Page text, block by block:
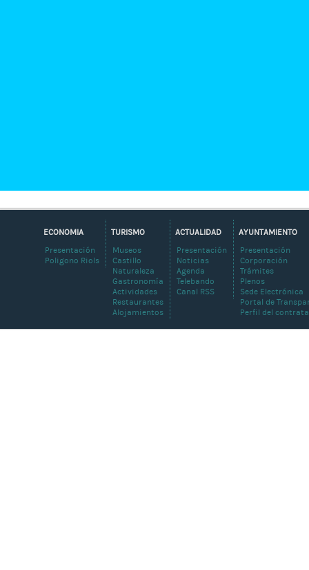
AYUNTAMIENTO
Presentación
Corporación
Trámites
Plenos
Sede Electrónica
Portal de
Perfil del
ACTUALIDAD
Presentación
Noticias
Agenda
Telebando
Canal RSS
TURISMO
Museos
Castillo
Naturaleza
Gastronomía
Actividades
Restaurantes
Alojamientos
ECONOMIA
Presentación
Poligono Riols